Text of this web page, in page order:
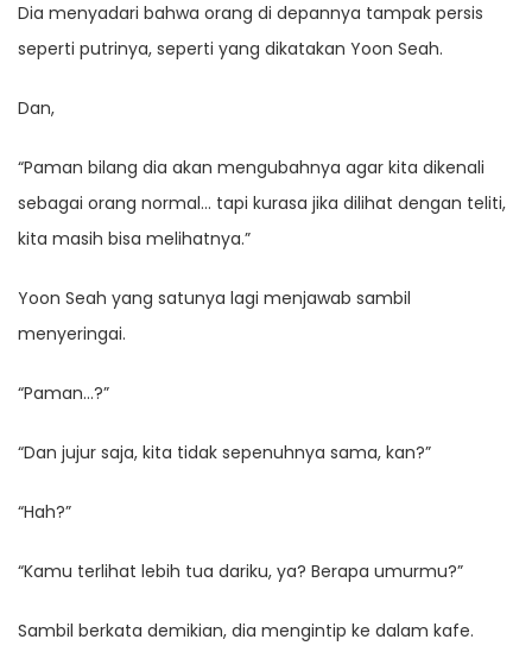
Dia menyadari bahwa orang di depannya tampak persis
seperti putrinya, seperti yang dikatakan Yoon Seah.
Dan,
“Paman bilang dia akan mengubahnya agar kita dikenali
sebagai orang normal… tapi kurasa jika dilihat dengan teliti,
kita masih bisa melihatnya.”
Yoon Seah yang satunya lagi menjawab sambil
menyeringai.
“Paman…?”
“Dan jujur saja, kita tidak sepenuhnya sama, kan?”
“Hah?”
“Kamu terlihat lebih tua dariku, ya? Berapa umurmu?”
Sambil berkata demikian, dia mengintip ke dalam kafe.